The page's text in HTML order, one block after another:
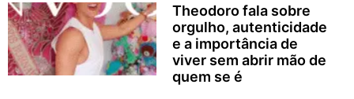
Theodoro fala sobre
orgulho, autenticidade
e a importância de
viver sem abrir mão de
quem se é